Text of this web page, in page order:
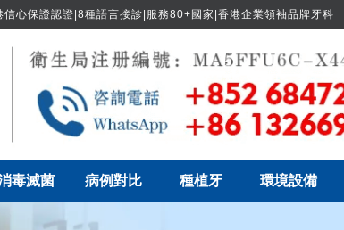
心保證認證|8種語言接診|服務80+國家|香港企業領袖品牌牙科
毒滅菌 病例對比 種植牙 環境設備